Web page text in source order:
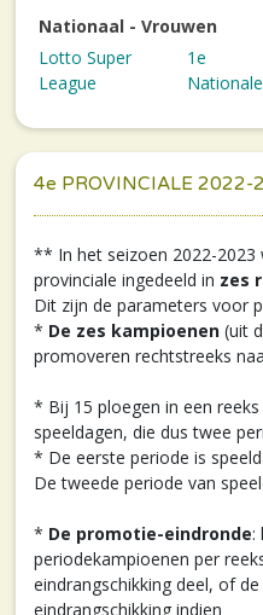
Nationaal - Vrouwen
Lotto Super
League
1e
Nationale
4e PROVINCIALE 2022-
** In het seizoen 2022-2023
provinciale ingedeeld in zes
Dit zijn de parameters voor
* De zes kampioenen (uit
promoveren rechtstreeks
* Bij 15 ploegen in een
speeldagen, die dus twee
* De eerste periode is
De tweede periode van
* De promotie-eindronde:
periodekampioenen per
eindrangschikking deel, of
eindrangschikking indien